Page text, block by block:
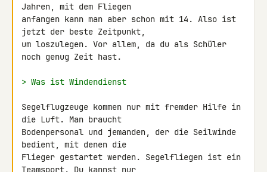
Jahren, mit dem Fliegen
anfangen kann man aber schon mit 14. Also ist
jetzt der beste Zeitpunkt,
um loszulegen. Vor allem, da du als Schüler
noch genug Zeit hast.
> Was ist Windendienst
Segelflugzeuge kommen nur mit fremder Hilfe in
die Luft. Man braucht
Bodenpersonal und jemanden, der die Seilwinde
bedient, mit denen die
Flieger gestartet werden. Segelfliegen ist ein
Teamsport. Du kannst nur